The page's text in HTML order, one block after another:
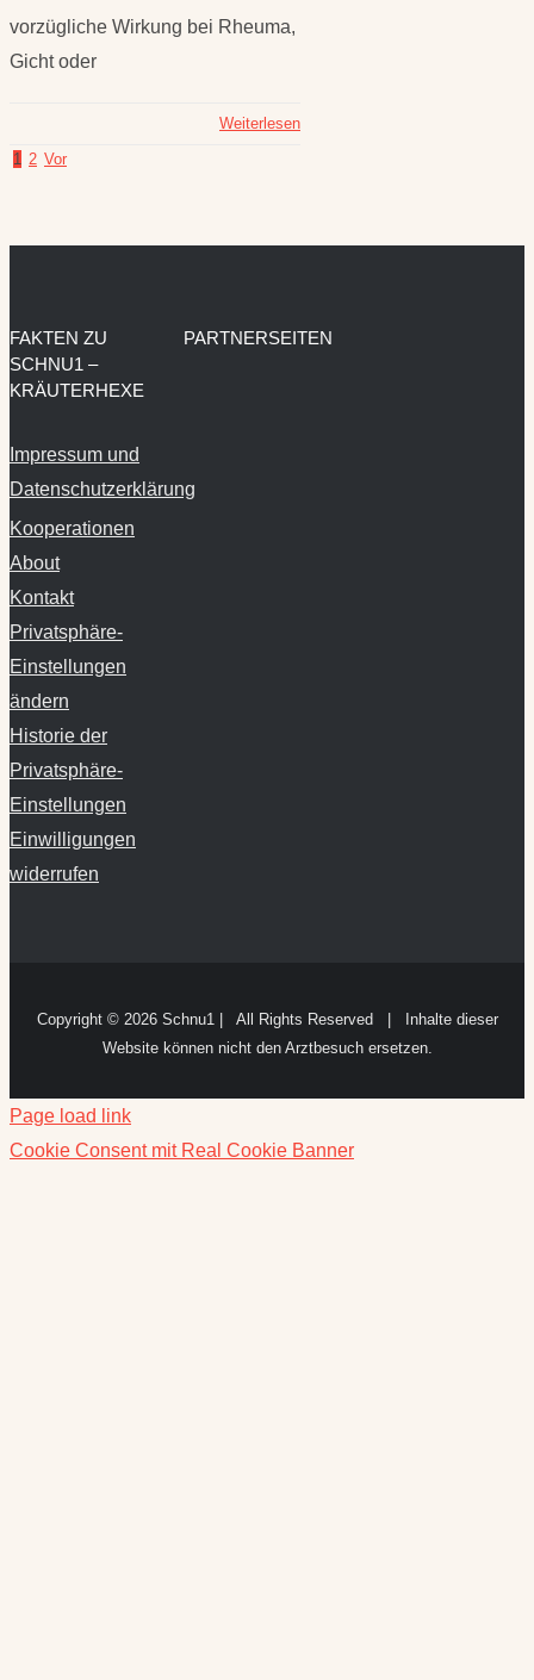
vorzügliche Wirkung bei Rheuma,
Gicht oder
Weiterlesen
1 2 Vor
FAKTEN ZU
SCHNU1 –
KRÄUTERHEXE
Impressum und
Datenschutzerklärung
Kooperationen
About
Kontakt
Privatsphäre-
Einstellungen
ändern
Historie der
Privatsphäre-
Einstellungen
Einwilligungen
widerrufen
PARTNERSEITEN
Copyright © 2026 Schnu1 | All Rights Reserved | Inhalte dieser
Website können nicht den Arztbesuch ersetzen.
Page load link
Cookie Consent mit Real Cookie Banner